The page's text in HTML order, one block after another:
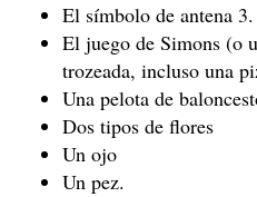
El símbolo de antena 3.
El juego de Simons (o
trozeada, incluso una
Una pelota de
Dos tipos de flores
Un ojo
Un pez.